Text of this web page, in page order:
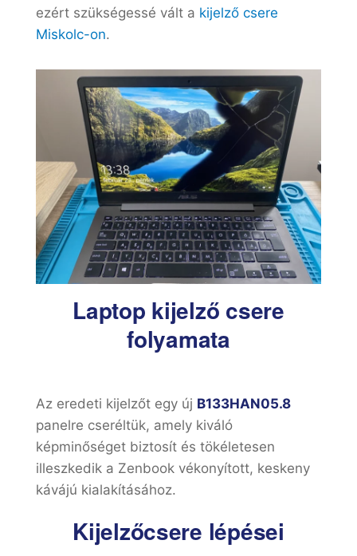
ezért szükségessé vált a kijelző csere
Miskolc-on.
Laptop kijelző csere
folyamata
Az eredeti kijelzőt egy új B133HAN05.8
panelre cseréltük, amely kiváló
képminőséget biztosít és tökéletesen
illeszkedik a Zenbook vékonyított, keskeny
kávájú kialakításához.
Kijelzőcsere lépései